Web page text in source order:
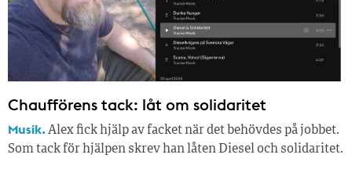
Chaufförens tack: låt om solidaritet
Musik.Alex fick hjälp av facket när det behövdes på jobbet.
Som tack för hjälpen skrev han låten Diesel och solidaritet.